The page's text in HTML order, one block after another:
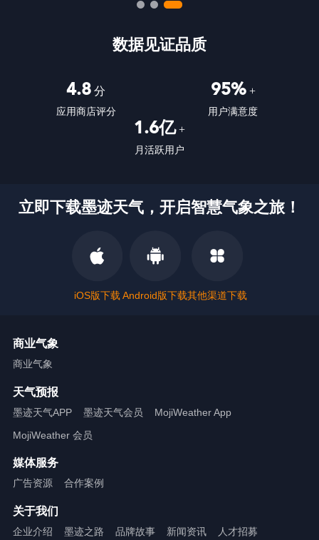
数据见证品质
4.8 分
应用商店评分
95%+
用户满意度
1.6亿+
月活跃用户
立即下载墨迹天气，开启智慧气象之旅！
iOS版下载 Android版下载其他渠道下载
商业气象
商业气象
天气预报
墨迹天气APP 墨迹天气会员
MojiWeather App
MojiWeather 会员
媒体服务
广告资源 合作案例
关于我们
企业介绍 墨迹之路 品牌故事 新闻资讯 人才招募